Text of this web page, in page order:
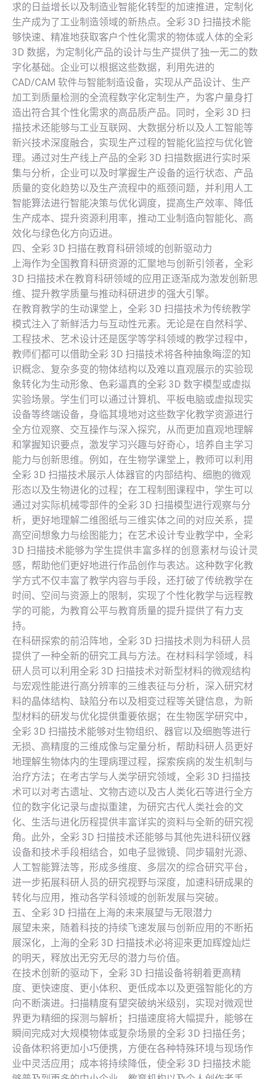
求的日益增长以及制造业智能化转型的加速推进，定制化
生产成为了工业制造领域的新热点。全彩 3D 扫描技术能
够快速、精准地获取客户个性化需求的物体或人体的全彩
3D 数据，为定制化产品的设计与生产提供了独一无二的数
字化基础。企业可以根据这些数据，利用先进的
CAD/CAM 软件与智能制造设备，实现从产品设计、生产
加工到质量检测的全流程数字化定制生产，为客户量身打
造出符合其个性化需求的高品质产品。同时，全彩 3D 扫
描技术还能够与工业互联网、大数据分析以及人工智能等
新兴技术深度融合，实现生产过程的智能化监控与优化管
理。通过对生产线上产品的全彩 3D 扫描数据进行实时采
集与分析，企业可以及时掌握生产设备的运行状态、产品
质量的变化趋势以及生产流程中的瓶颈问题，并利用人工
智能算法进行智能决策与优化调度，提高生产效率、降低
生产成本、提升资源利用率，推动工业制造向智能化、高
效化与绿色化方向迈进。
四、全彩 3D 扫描在教育科研领域的创新驱动力
上海作为全国教育科研资源的汇聚地与创新引领者，全彩
3D 扫描技术在教育科研领域的应用正逐渐成为激发创新思
维、提升教学质量与推动科研进步的强大引擎。
在教育教学的生动课堂上，全彩 3D 扫描技术为传统教学
模式注入了新鲜活力与互动性元素。无论是在自然科学、
工程技术、艺术设计还是医学等学科领域的教学过程中，
教师们都可以借助全彩 3D 扫描技术将各种抽象晦涩的知
识概念、复杂多变的物体结构以及难以直观展示的实验现
象转化为生动形象、色彩逼真的全彩 3D 数字模型或虚拟
实验场景。学生们可以通过计算机、平板电脑或虚拟现实
设备等终端设备，身临其境地对这些数字化教学资源进行
全方位观察、交互操作与深入探究，从而更加直观地理解
和掌握知识要点，激发学习兴趣与好奇心，培养自主学习
能力与创新思维。例如，在生物学课堂上，教师可以利用
全彩 3D 扫描技术展示人体器官的内部结构、细胞的微观
形态以及生物进化的过程；在工程制图课程中，学生可以
通过对实际机械零部件的全彩 3D 扫描模型进行观察与分
析，更好地理解二维图纸与三维实体之间的对应关系，提
高空间想象力与绘图能力；在艺术设计专业教学中，全彩
3D 扫描技术能够为学生提供丰富多样的创意素材与设计灵
感，帮助他们更好地进行作品创作与表达。这种数字化教
学方式不仅丰富了教学内容与手段，还打破了传统教学在
时间、空间与资源上的限制，实现了个性化教学与远程教
学的可能，为教育公平与教育质量的提升提供了有力支
持。
在科研探索的前沿阵地，全彩 3D 扫描技术则为科研人员
提供了一种全新的研究工具与方法。在材料科学领域，科
研人员可以利用全彩 3D 扫描技术对新型材料的微观结构
与宏观性能进行高分辨率的三维表征与分析，深入研究材
料的晶体结构、缺陷分布以及相变过程等关键信息，为新
型材料的研发与优化提供重要依据；在生物医学研究中，
全彩 3D 扫描技术能够对生物组织、器官以及细胞等进行
无损、高精度的三维成像与定量分析，帮助科研人员更好
地理解生物体内的生理病理过程，探索疾病的发生机制与
治疗方法；在考古学与人类学研究领域，全彩 3D 扫描技
术可以对考古遗址、文物古迹以及古人类化石等进行全方
位的数字化记录与虚拟重建，为研究古代人类社会的文
化、生活与进化历程提供丰富详实的资料与全新的研究视
角。此外，全彩 3D 扫描技术还能够与其他先进科研仪器
设备和技术手段相结合，如电子显微镜、同步辐射光源、
人工智能算法等，形成多维度、多层次的综合研究平台，
进一步拓展科研人员的研究视野与深度，加速科研成果的
转化与应用，推动各学科领域的创新发展与突破。
五、全彩 3D 扫描在上海的未来展望与无限潜力
展望未来，随着科技的持续飞速发展与创新应用的不断拓
展深化，上海的全彩 3D 扫描技术必将迎来更加辉煌灿烂
的明天，释放出无穷无尽的潜力与价值。
在技术创新的驱动下，全彩 3D 扫描设备将朝着更高精
度、更快速度、更小体积、更低成本以及更强智能化的方
向不断演进。扫描精度有望突破纳米级别，实现对微观世
界更为精细的探测与解析；扫描速度将大幅提升，能够在
瞬间完成对大规模物体或复杂场景的全彩 3D 扫描任务；
设备体积将更加小巧便携，方便在各种特殊环境与现场作
业中灵活应用；成本将持续降低，使全彩 3D 扫描技术能